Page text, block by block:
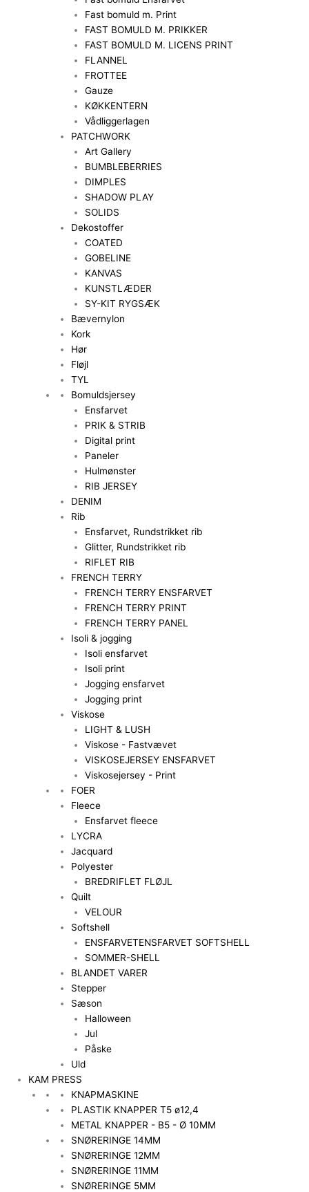
Fast bomuld m. Print
FAST BOMULD M. PRIKKER
FAST BOMULD M. LICENS PRINT
FLANNEL
FROTTEE
Gauze
KØKKENTERN
Vådliggerlagen
PATCHWORK
Art Gallery
BUMBLEBERRIES
DIMPLES
SHADOW PLAY
SOLIDS
Dekostoffer
COATED
GOBELINE
KANVAS
KUNSTLÆDER
SY-KIT RYGSÆK
Bævernylon
Kork
Hør
Fløjl
TYL
Bomuldsjersey
Ensfarvet
PRIK & STRIB
Digital print
Paneler
Hulmønster
RIB JERSEY
DENIM
Rib
Ensfarvet, Rundstrikket rib
Glitter, Rundstrikket rib
RIFLET RIB
FRENCH TERRY
FRENCH TERRY ENSFARVET
FRENCH TERRY PRINT
FRENCH TERRY PANEL
Isoli & jogging
Isoli ensfarvet
Isoli print
Jogging ensfarvet
Jogging print
Viskose
LIGHT & LUSH
Viskose - Fastvævet
VISKOSEJERSEY ENSFARVET
Viskosejersey - Print
FOER
Fleece
Ensfarvet fleece
LYCRA
Jacquard
Polyester
BREDRIFLET FLØJL
Quilt
VELOUR
Softshell
ENSFARVETENSFARVET SOFTSHELL
SOMMER-SHELL
BLANDET VARER
Stepper
Sæson
Halloween
Jul
Påske
Uld
KAM PRESS
KNAPMASKINE
PLASTIK KNAPPER T5 ø12,4
METAL KNAPPER - B5 - Ø 10MM
SNØRERINGE 14MM
SNØRERINGE 12MM
SNØRERINGE 11MM
SNØRERINGE 5MM